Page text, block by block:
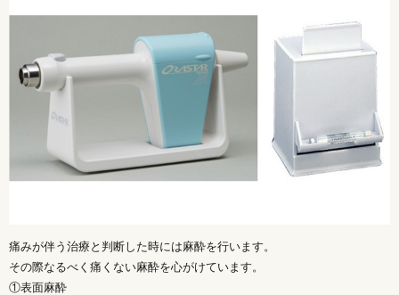
痛みが伴う治療と判断した時には麻酔を行います。
その際なるべく痛くない麻酔を心がけています。
①表面麻酔